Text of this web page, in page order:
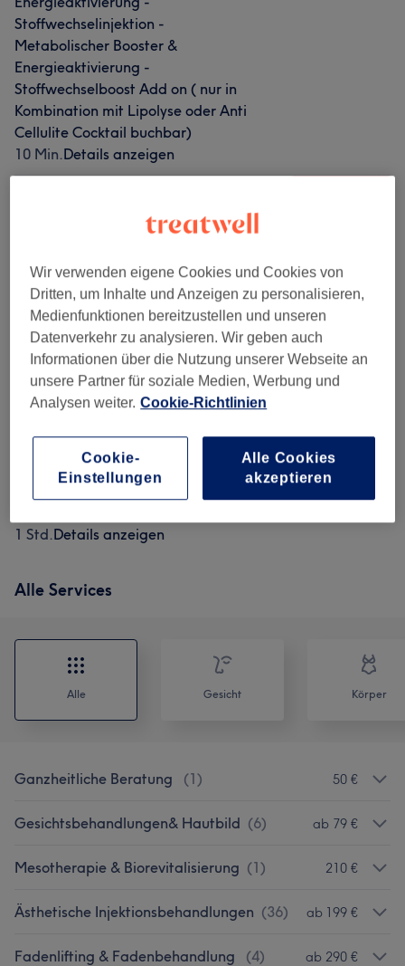
Stoffwechselinjektion -
Metabolischer Booster &
Energieaktivierung -
Stoffwechselboost Add on ( nur in
Kombination mit Lipolyse oder Anti
Cellulite Cocktail buchbar)
10 Min.Details anzeigen
Energieaktivierung -
Metabolischer Booster &
Energieaktivierung -
Einzelbehandlung Stoffwechselboost
10 Min.Details anzeigen
klärende Hautbehandlung
(individuell) - klärende
Hautbehandlung für Teenager
1 Std.Details anzeigen
79 € Auswählen
klärende Hautbehandlung
(individuell) - klärende
1 Std.Details anzeigen
99 € Auswählen
Alle Services
Alle Gesicht Körper
Ganzheitliche Beratung (1) 50 €
Gesichtsbehandlungen& Hautbild (6) ab 79 €
Mesotherapie & Biorevitalisierung (1) 210 €
Ästhetische Injektionsbehandlungen (36) ab 199 €
Fadenlifting & Fadenbehandlung (4) ab 290 €
Wir verwenden eigene Cookies und Cookies von
Dritten, um Inhalte und Anzeigen zu personalisieren,
Medienfunktionen bereitzustellen und unseren
Datenverkehr zu analysieren. Wir geben auch
Informationen über die Nutzung unserer Webseite an
unsere Partner für soziale Medien, Werbung und
Analysen weiter. Cookie-Richtlinien
Cookie-
Einstellungen
Alle Cookies
akzeptieren